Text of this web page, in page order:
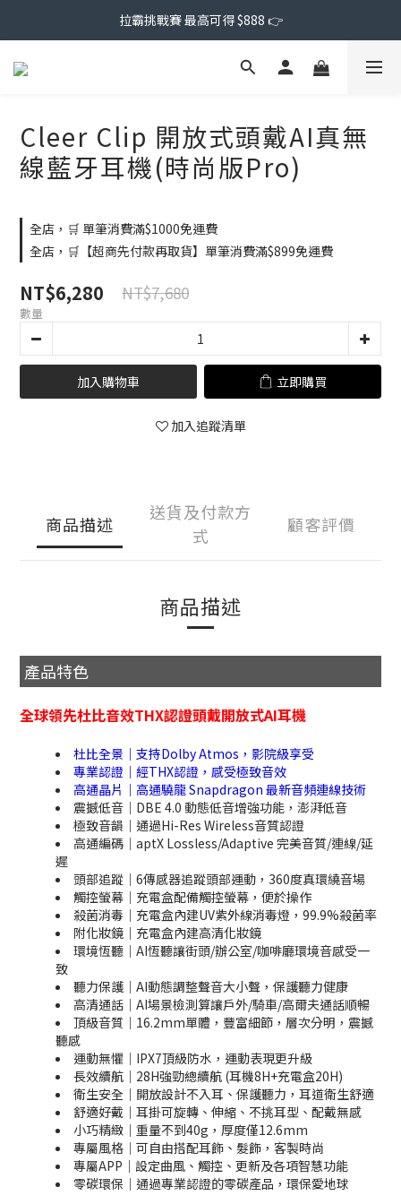
拉霸挑戰賽 最高可得 $888 👉
Cleer Clip 開放式頭戴AI真無
線藍牙耳機(時尚版Pro)
全店，🛒 單筆消費滿$1000免運費
全店，🛒【超商先付款再取貨】單筆消費滿$899免運費
NT$6,280 NT$7,680
數量
加入購物車 立即購買
加入追蹤清單
商品描述
送貨及付款方
式
顧客評價
商品描述
產品特色
全球領先杜比音效THX認證頭戴開放式AI耳機
杜比全景｜支持Dolby Atmos，影院級享受
專業認證｜經THX認證，感受極致音效
高通晶片｜高通驍龍 Snapdragon 最新音頻連線技術
震撼低音｜DBE 4.0 動態低音增強功能，澎湃低音
極致音韻｜通過Hi-Res Wireless音質認證
高通編碼｜aptX Lossless/Adaptive 完美音質/連線/延
遲
頭部追蹤｜6傳感器追蹤頭部運動，360度真環繞音場
觸控螢幕｜充電盒配備觸控螢幕，便於操作
殺菌消毒｜充電盒內建UV紫外線消毒燈，99.9%殺菌率
附化妝鏡｜充電盒內建高清化妝鏡
環境恆聽｜AI恆聽讓街頭/辦公室/咖啡廳環境音感受一
致
聽力保護｜AI動態調整聲音大小聲，保護聽力健康
高清通話｜AI場景檢測算讓戶外/騎車/高爾夫通話順暢
頂級音質｜16.2mm單體，豐富細節，層次分明，震撼
聽感
運動無懼｜IPX7頂級防水，運動表現更升級
長效續航｜28H強勁總續航 (耳機8H+充電盒20H)
衛生安全｜開放設計不入耳、保護聽力，耳道衛生舒適
舒適好戴｜耳掛可旋轉、伸縮、不挑耳型、配戴無感
小巧精緻｜重量不到40g，厚度僅12.6mm
專屬風格｜可自由搭配耳飾、髮飾，客製時尚
專屬APP｜設定曲風、觸控、更新及各項智慧功能
零碳環保｜通過專業認證的零碳產品，環保愛地球